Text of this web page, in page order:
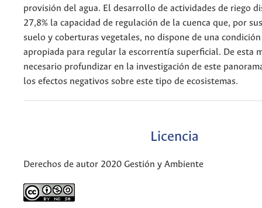
provisión del agua. El desarrollo de actividades de riego
27,8% la capacidad de regulación de la cuenca que, por
suelo y coberturas vegetales, no dispone de una
apropiada para regular la escorrentía superficial. De esta
necesario profundizar en la investigación de este
los efectos negativos sobre este tipo de ecosistemas.
Licencia
Derechos de autor 2020 Gestión y Ambiente